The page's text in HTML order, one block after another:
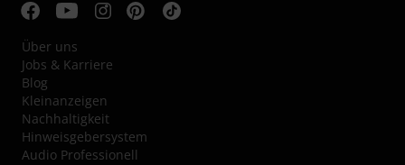
Über uns
Jobs & Karriere
Blog
Kleinanzeigen
Nachhaltigkeit
Hinweisgebersystem
Audio Professionell